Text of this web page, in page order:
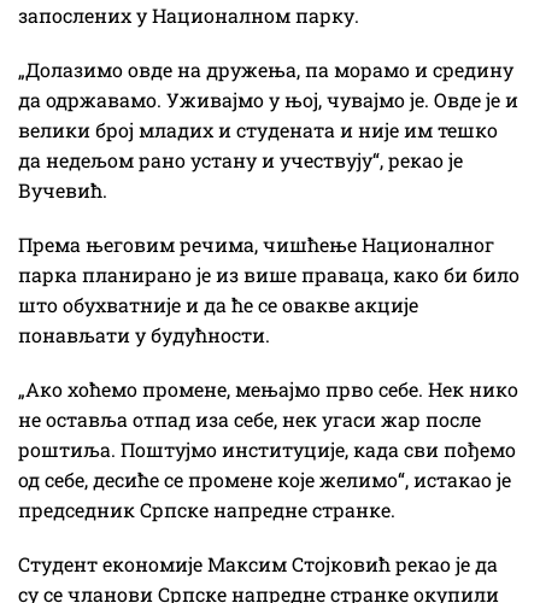
запослених у Националном парку.
„Долазимо овде на дружења, па морамо и средину
да одржавамо. Уживајмо у њој, чувајмо је. Овде је и
велики број младих и студената и није им тешко
да недељом рано устану и учествују“, рекао је
Вучевић.
Према његовим речима, чишћење Националног
парка планирано је из више праваца, како би било
што обухватније и да ће се овакве акције
понављати у будућности.
„Ако хоћемо промене, мењајмо прво себе. Нек нико
не оставља отпад иза себе, нек угаси жар после
роштиља. Поштујмо институције, када сви пођемо
од себе, десиће се промене које желимо“, истакао је
председник Српске напредне странке.
Студент економије Максим Стојковић рекао је да
су се чланови Српске напредне странке окупили